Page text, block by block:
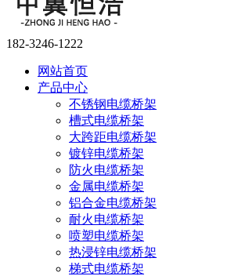
182-3246-1222
网站首页
产品中心
不锈钢电缆桥架
槽式电缆桥架
大跨距电缆桥架
镀锌电缆桥架
防火电缆桥架
金属电缆桥架
铝合金电缆桥架
耐火电缆桥架
喷塑电缆桥架
热浸锌电缆桥架
梯式电缆桥架